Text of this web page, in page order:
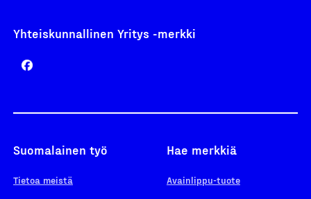
Yhteiskunnallinen Yritys -merkki
Suomalainen työ
Tietoa meistä
Hae merkkiä
Avainlippu-tuote